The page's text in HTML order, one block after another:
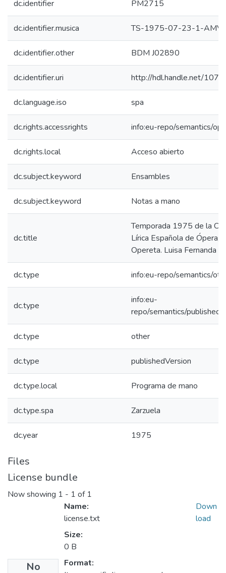
dc.identifier PM2715
dc.identifier.musica TS-1975-07-23-1-AMV
dc.identifier.other BDM J02890
dc.identifier.uri http://hdl.handle.net/
dc.language.iso spa
dc.rights.accessrights info:eu-repo/semantics/
dc.rights.local Acceso abierto
dc.subject.keyword Ensambles
dc.subject.keyword Notas a mano
dc.title
Temporada 1975 de la
Lírica Española de Ópera,
Opereta. Luisa Fernanda
dc.type info:eu-repo/semantics/
dc.type
info:eu-
repo/semantics/
dc.type other
dc.type publishedVersion
dc.type.local Programa de mano
dc.type.spa Zarzuela
dc.year 1975
Files
License bundle
Now showing 1 - 1 of 1
No
Name:
license.txt
Size:
0 B
Format:
Down
load